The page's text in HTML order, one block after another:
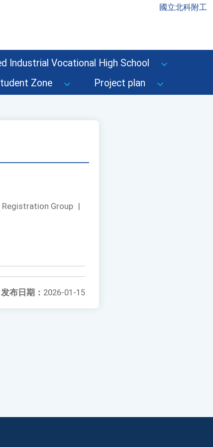
國立北科附工
Industrial Vocational High School
Zone Project plan
Registration Group |
发布日期： 2026-01-15